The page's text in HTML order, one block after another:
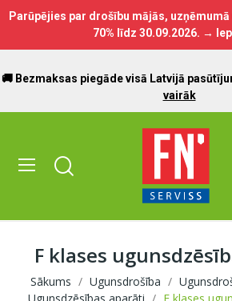
Parūpējies par drošību mājās,
70% līdz 30.09.2026. →
🚚 Bezmaksas piegāde visā Latvijā
vairāk
F klases
Sākums Ugunsdrošība